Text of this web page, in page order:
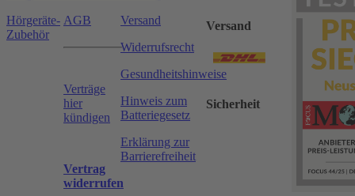
Hörgeräte-
Zubehör
AGB
Verträge
hier
kündigen
Vertrag
widerrufen
Versand
Widerrufsrecht
Gesundheitshinweise
Hinweis zum
Batteriegesetz
Erklärung zur
Barrierefreiheit
Versand
Sicherheit